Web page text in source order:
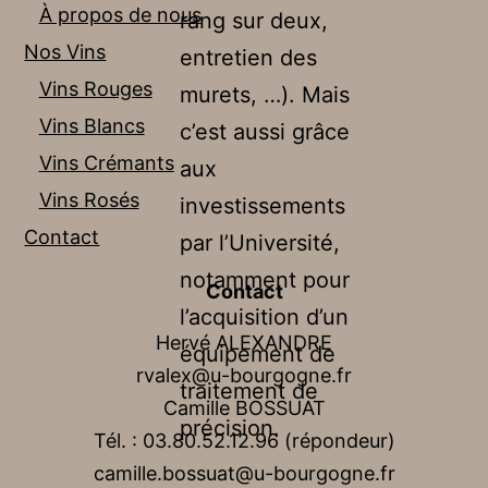
rang sur deux,
entretien des
murets, …). Mais
c’est aussi grâce
aux
investissements
par l’Université,
notamment pour
l’acquisition d’un
équipement de
traitement de
précision.
À propos de nous
Nos Vins
Vins Rouges
Vins Blancs
Vins Crémants
Vins Rosés
Contact
Contact
Hervé ALEXANDRE
rvalex@u-bourgogne.fr
Camille BOSSUAT
Tél. : 03.80.52.12.96 (répondeur)
camille.bossuat@u-bourgogne.fr